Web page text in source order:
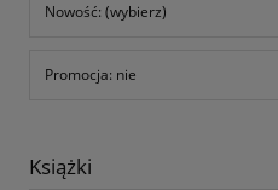
Nowość: (wybierz)
Promocja: nie
Książki